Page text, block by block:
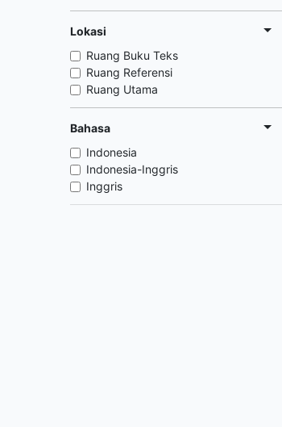
Lokasi
Ruang Buku Teks
Ruang Referensi
Ruang Utama
Bahasa
Indonesia
Indonesia-Inggris
Inggris